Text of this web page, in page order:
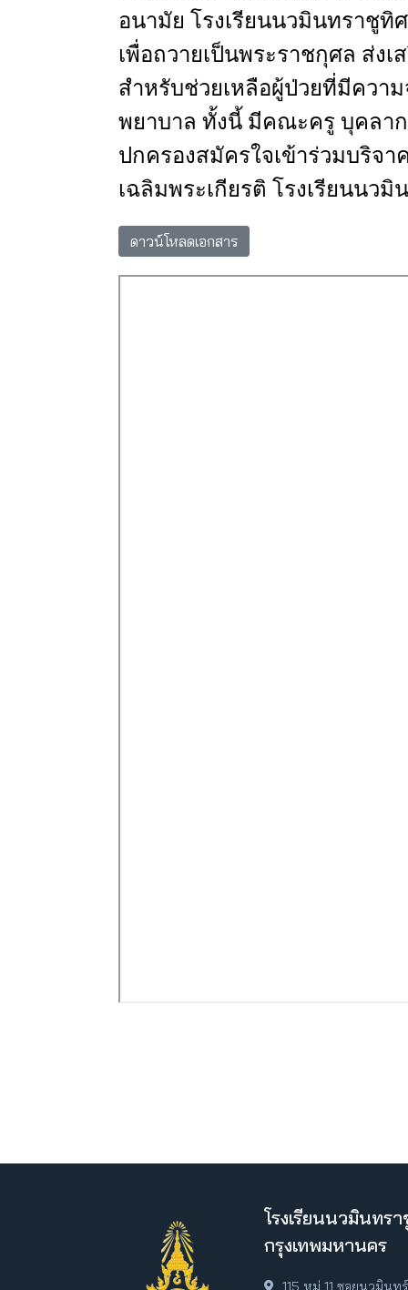
อนามัย โรงเรียนนวมินทราชูทิศ
เพื่อถวายเป็นพระราชกุศล ส่งเ
สำหรับช่วยเหลือผู้ป่วยที่มีควา
พยาบาล ทั้งนี้ มีคณะครู บุคลา
ปกครองสมัครใจเข้าร่วมบริจา
เฉลิมพระเกียรติ โรงเรียนนวมิ
ดาวน์โหลดเอกสาร
โรงเรียนนวมินทร
กรุงเทพมหานคร
115 หมู่ 11 ซอยนวมิน